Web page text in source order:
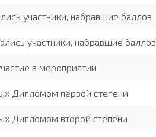
участники, набравшие баллов
участники, набравшие баллов
в мероприятии
Дипломом первой степени
Дипломом второй степени